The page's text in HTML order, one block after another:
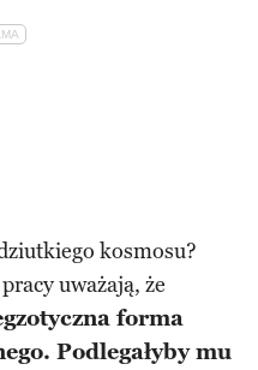
kosmosu?
uważają, że
forma
Podlegałyby mu